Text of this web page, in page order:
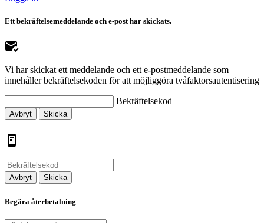
Ett bekräftelsemeddelande och e-post har skickats.
Vi har skickat ett meddelande och ett e-postmeddelande som
innehåller bekräftelsekoden för att möjliggöra tvåfaktorsautentisering
Bekräftelsekod
Avbryt Skicka
Avbryt Skicka
Begära återbetalning